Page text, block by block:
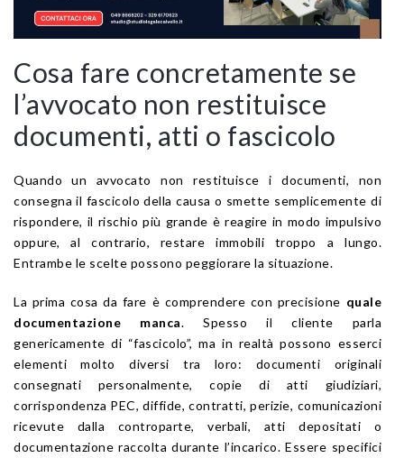
Cosa fare concretamente se
l’avvocato non restituisce
documenti, atti o fascicolo
Quando un avvocato non restituisce i documenti, non
consegna il fascicolo della causa o smette semplicemente di
rispondere, il rischio più grande è reagire in modo impulsivo
oppure, al contrario, restare immobili troppo a lungo.
Entrambe le scelte possono peggiorare la situazione.
La prima cosa da fare è comprendere con precisione quale
documentazione manca. Spesso il cliente parla
genericamente di “fascicolo”, ma in realtà possono esserci
elementi molto diversi tra loro: documenti originali
consegnati personalmente, copie di atti giudiziari,
corrispondenza PEC, diffide, contratti, perizie, comunicazioni
ricevute dalla controparte, verbali, atti depositati o
documentazione raccolta durante l’incarico. Essere specifici